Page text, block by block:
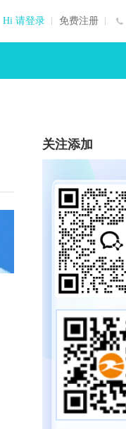
Hi 请登录 免费注册
关注添加